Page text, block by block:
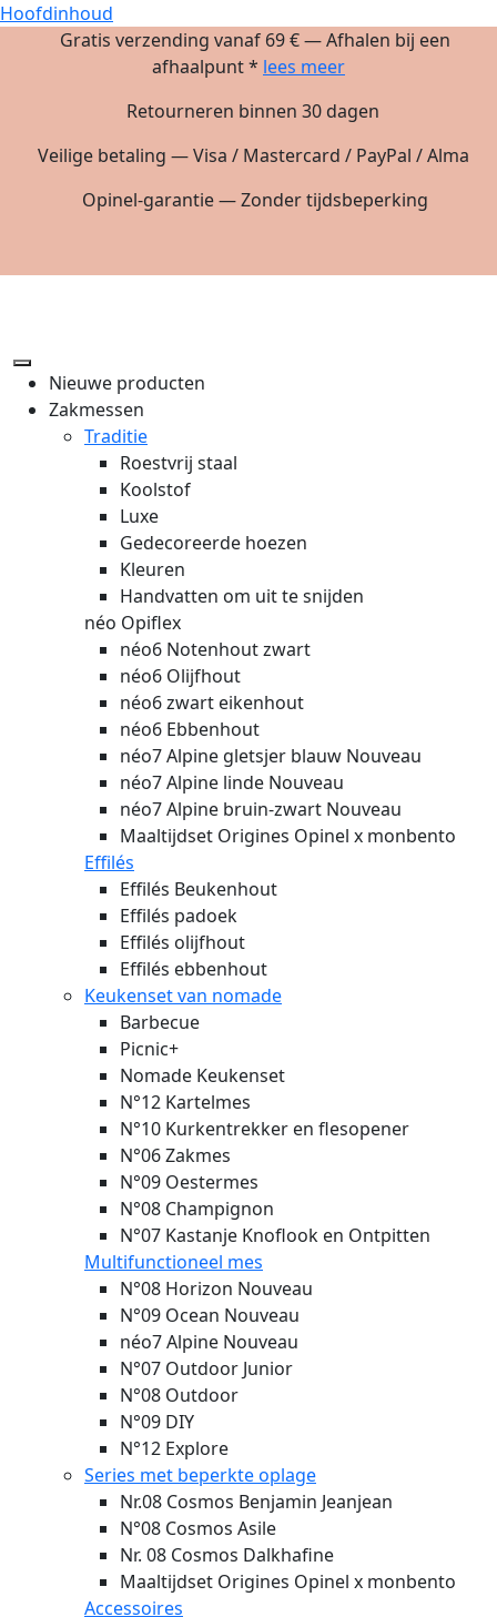
Hoofdinhoud
Gratis verzending vanaf 69 € — Afhalen bij een
afhaalpunt * lees meer
Retourneren binnen 30 dagen
Veilige betaling — Visa / Mastercard / PayPal / Alma
Opinel-garantie — Zonder tijdsbeperking
Nieuwe producten
Zakmessen
Traditie
Roestvrij staal
Koolstof
Luxe
Gedecoreerde hoezen
Kleuren
Handvatten om uit te snijden
néo Opiflex
néo6 Notenhout zwart
néo6 Olijfhout
néo6 zwart eikenhout
néo6 Ebbenhout
néo7 Alpine gletsjer blauw Nouveau
néo7 Alpine linde Nouveau
néo7 Alpine bruin-zwart Nouveau
Maaltijdset Origines Opinel x monbento
Effilés
Effilés Beukenhout
Effilés padoek
Effilés olijfhout
Effilés ebbenhout
Keukenset van nomade
Barbecue
Picnic+
Nomade Keukenset
N°12 Kartelmes
N°10 Kurkentrekker en flesopener
N°06 Zakmes
N°09 Oestermes
N°08 Champignon
N°07 Kastanje Knoflook en Ontpitten
Multifunctioneel mes
N°08 Horizon Nouveau
N°09 Ocean Nouveau
néo7 Alpine Nouveau
N°07 Outdoor Junior
N°08 Outdoor
N°09 DIY
N°12 Explore
Series met beperkte oplage
Nr.08 Cosmos Benjamin Jeanjean
N°08 Cosmos Asile
Nr. 08 Cosmos Dalkhafine
Maaltijdset Origines Opinel x monbento
Accessoires